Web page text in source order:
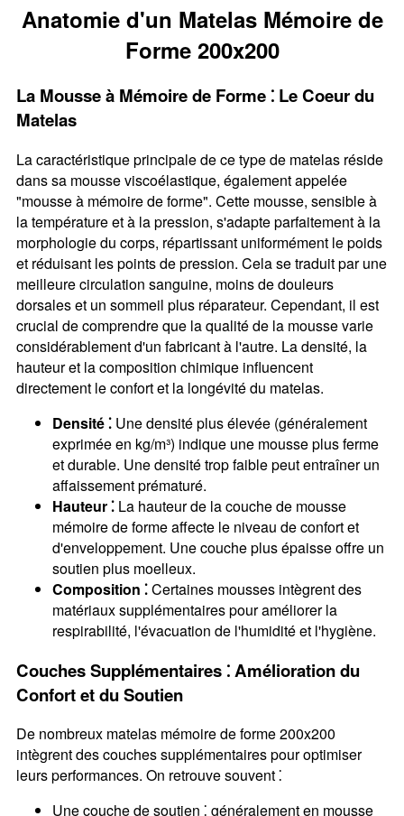
Anatomie d'un Matelas Mémoire de
Forme 200x200
La Mousse à Mémoire de Forme ⁚ Le Coeur du
Matelas
La caractéristique principale de ce type de matelas réside
dans sa mousse viscoélastique, également appelée
"mousse à mémoire de forme". Cette mousse, sensible à
la température et à la pression, s'adapte parfaitement à la
morphologie du corps, répartissant uniformément le poids
et réduisant les points de pression. Cela se traduit par une
meilleure circulation sanguine, moins de douleurs
dorsales et un sommeil plus réparateur. Cependant, il est
crucial de comprendre que la qualité de la mousse varie
considérablement d'un fabricant à l'autre. La densité, la
hauteur et la composition chimique influencent
directement le confort et la longévité du matelas.
Densité ⁚Une densité plus élevée (généralement
exprimée en kg/m³) indique une mousse plus ferme
et durable. Une densité trop faible peut entraîner un
affaissement prématuré.
Hauteur ⁚La hauteur de la couche de mousse
mémoire de forme affecte le niveau de confort et
d'enveloppement. Une couche plus épaisse offre un
soutien plus moelleux.
Composition ⁚Certaines mousses intègrent des
matériaux supplémentaires pour améliorer la
respirabilité, l'évacuation de l'humidité et l'hygiène.
Couches Supplémentaires ⁚ Amélioration du
Confort et du Soutien
De nombreux matelas mémoire de forme 200x200
intègrent des couches supplémentaires pour optimiser
leurs performances. On retrouve souvent ⁚
Une couche de soutien ⁚ généralement en mousse